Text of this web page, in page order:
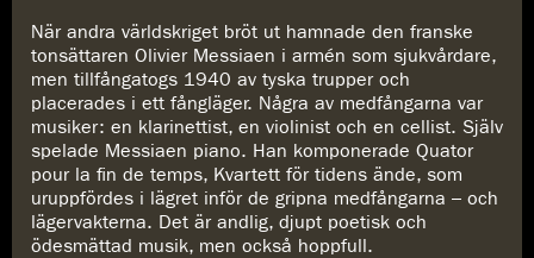
När andra världskriget bröt ut hamnade den franske
tonsättaren Olivier Messiaen i armén som sjukvårdare,
men tillfångatogs 1940 av tyska trupper och
placerades i ett fångläger. Några av medfångarna var
musiker: en klarinettist, en violinist och en cellist. Själv
spelade Messiaen piano. Han komponerade Quator
pour la fin de temps, Kvartett för tidens ände, som
uruppfördes i lägret inför de gripna medfångarna – och
lägervakterna. Det är andlig, djupt poetisk och
ödesmättad musik, men också hoppfull.